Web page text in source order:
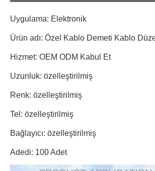
Uygulama: Elektronik
Ürün adı: Özel Kablo Demeti Kablo
Hizmet: OEM ODM Kabul Et
Uzunluk: özelleştirilmiş
Renk: özelleştirilmiş
Tel: özelleştirilmiş
Bağlayıcı: özelleştirilmiş
Adedi: 100 Adet